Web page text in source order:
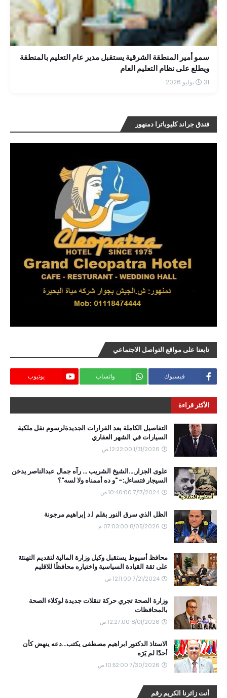
سمو أمير المنطقة الشرقية يستقبل مدير عام التعليم بالمنطقة
ويطلع على نظام التعليم العام
31 يوليو 2026
فندق جراند كليوباترا دمنهور
تابعنا على مواقع التواصل الاجتماعي
فيسبوك واتساب يوتيوب
الأكثر قراءة
التفاصيل الكاملة بعد القرارات الجديدةلرسوم نقل ملكية
السيارات في الشهر العقاري
1/31/2026 12:22:00 ص
علوى الجزار....الشيخ الشريب ... رآه جمال عبدالناصر يدخن
السيجار فتساءل:- "و ده أممناه ولا لسه"؟
7/17/2024 10:46:00 ص
الظل الذي سرق النور بقلم ا.د إبراهيم مرجونة
8/05/2026 07:03:00 م
محافظ أسيوط يستقبل وكيل وزارة المالية لتقديم التهنئة
على ثقة القيادة السياسية واختياره محافظًا للاقليم
7/21/2024 12:11:00 ص
وزارة الصحة تجري حركة تنقلات جديدة لوكلاء الصحة
بالمحافظات
8/01/2026 12:27:00 ص
الاستاذ الدكتور ابراهيم مصطفى يكتب...دعه ينهض كأن
أحدًا لم يَرَه
7/30/2026 10:52:00 ص
أنت زائرنا الكريم رقم